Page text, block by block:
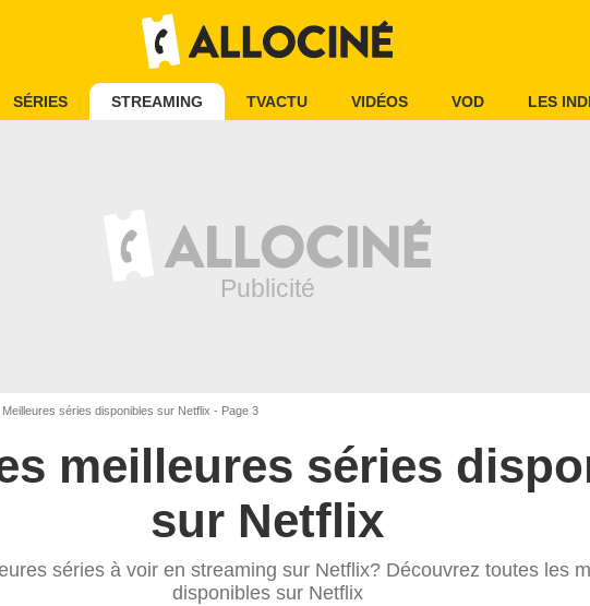
SÉRIES STREAMING TVACTU VIDÉOS VOD LES
Meilleures séries disponibles sur Netflix - Page 3
meilleures séries
sur Netflix
séries à voir en streaming sur Netflix? Découvrez toutes les
disponibles sur Netflix